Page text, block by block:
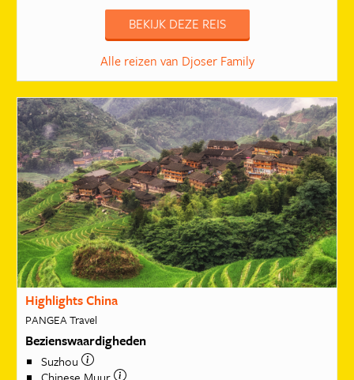
BEKIJK DEZE REIS
Alle reizen van Djoser Family
Highlights China
PANGEA Travel
Bezienswaardigheden
Suzhou